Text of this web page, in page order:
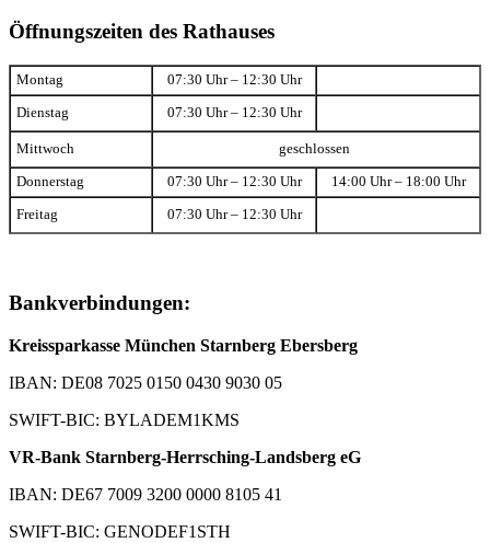
Öffnungszeiten des Rathauses
Montag 07:30 Uhr – 12:30 Uhr
Dienstag 07:30 Uhr – 12:30 Uhr
Mittwoch geschlossen
Donnerstag 07:30 Uhr – 12:30 Uhr 14:00 Uhr – 18:00 Uhr
Freitag 07:30 Uhr – 12:30 Uhr
Bankverbindungen:
Kreissparkasse München Starnberg Ebersberg
IBAN: DE08 7025 0150 0430 9030 05
SWIFT-BIC: BYLADEM1KMS
VR-Bank Starnberg-Herrsching-Landsberg eG
IBAN: DE67 7009 3200 0000 8105 41
SWIFT-BIC: GENODEF1STH